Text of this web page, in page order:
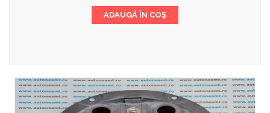
ADAUGĂ ÎN COȘ